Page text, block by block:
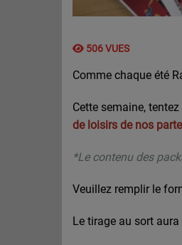
506 VUES
Comme chaque été
Cette semaine,
de loisirs de nos
*Le contenu des
Veuillez remplir le
Le tirage au sort